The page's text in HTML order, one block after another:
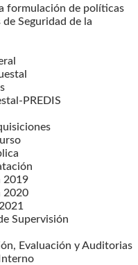
formulación de políticas
de Seguridad de la
PREDIS
2019
2020
Supervisión
Evaluación y Auditorias